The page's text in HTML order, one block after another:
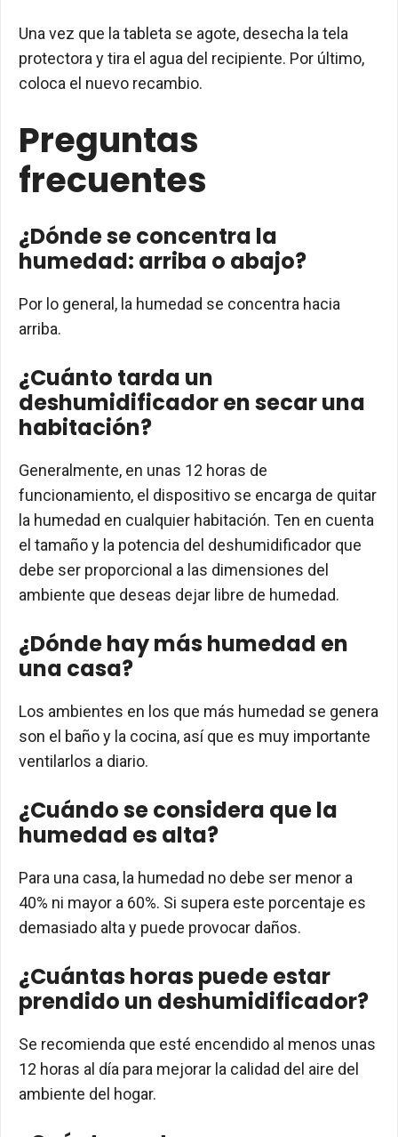
Una vez que la tableta se agote, desecha la tela
protectora y tira el agua del recipiente. Por último,
coloca el nuevo recambio.
Preguntas
frecuentes
¿Dónde se concentra la
humedad: arriba o abajo?
Por lo general, la humedad se concentra hacia
arriba.
¿Cuánto tarda un
deshumidificador en secar una
habitación?
Generalmente, en unas 12 horas de
funcionamiento, el dispositivo se encarga de quitar
la humedad en cualquier habitación. Ten en cuenta
el tamaño y la potencia del deshumidificador que
debe ser proporcional a las dimensiones del
ambiente que deseas dejar libre de humedad.
¿Dónde hay más humedad en
una casa?
Los ambientes en los que más humedad se genera
son el baño y la cocina, así que es muy importante
ventilarlos a diario.
¿Cuándo se considera que la
humedad es alta?
Para una casa, la humedad no debe ser menor a
40% ni mayor a 60%. Si supera este porcentaje es
demasiado alta y puede provocar daños.
¿Cuántas horas puede estar
prendido un deshumidificador?
Se recomienda que esté encendido al menos unas
12 horas al día para mejorar la calidad del aire del
ambiente del hogar.